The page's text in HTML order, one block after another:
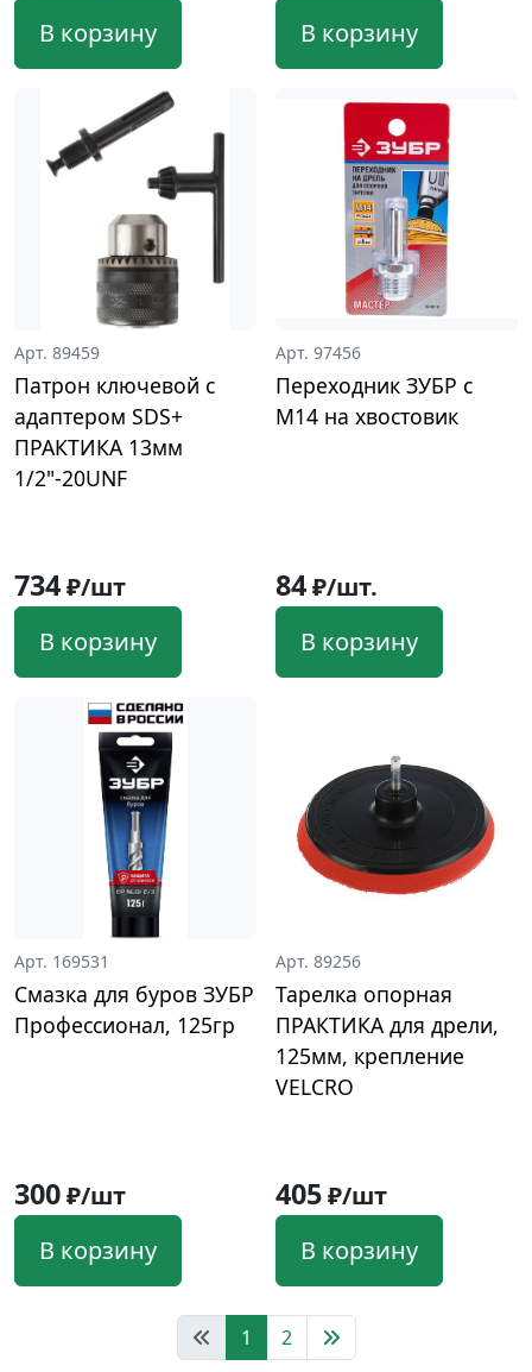
В корзину
В корзину
Арт. 89459
Патрон ключевой с
адаптером SDS+
ПРАКТИКА 13мм
1/2"-20UNF
734₽/шт
В корзину
Арт. 97456
Переходник ЗУБР с
М14 на хвостовик
84₽/шт.
В корзину
Арт. 169531
Смазка для буров ЗУБР
Профессионал, 125гр
300₽/шт
В корзину
Арт. 89256
Тарелка опорная
ПРАКТИКА для дрели,
125мм, крепление
VELCRO
405₽/шт
В корзину
1 2